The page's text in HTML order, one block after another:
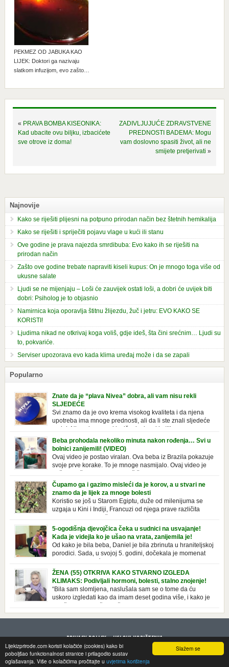
Slažem se
Lijekizprirode.com koristi kolačiće (cookies) kako bi
poboljšao funkcionalnost stranice i prilagodio sustav
oglašavanja. Više o kolačićima pročitajte u uvjetima korištenja
PEKMEZ OD JABUKA KAO
LIJEK: Doktori ga nazivaju
slatkom infuzijom, evo zašto…
« PRAVA BOMBA KISEONIKA:
Kad ubacite ovu biljku, izbacićete
sve otrove iz doma!
ZADIVLJUJUĆE ZDRAVSTVENE
PREDNOSTI BADEMA: Mogu
vam doslovno spasiti život, ali ne
smijete pretjerivati »
Najnovije
Kako se riješiti plijesni na potpuno prirodan način bez štetnih hemikalija
Kako se riješiti i spriječiti pojavu vlage u kući ili stanu
Ove godine je prava najezda smrdibuba: Evo kako ih se riješiti na
prirodan način
Zašto ove godine trebate napraviti kiseli kupus: On je mnogo toga više od
ukusne salate
Ljudi se ne mijenjaju – Loši će zauvijek ostati loši, a dobri će uvijek biti
dobri: Psiholog je to objasnio
Namirnica koja oporavlja štitnu žlijezdu, žuč i jetru: EVO KAKO SE
KORISTI!
Ljudima nikad ne otkrivaj koga voliš, gdje ideš, šta čini srećnim… Ljudi su
to, pokvariće.
Serviser upozorava evo kada klima uređaj može i da se zapali
Popularno
Znate da je “plava Nivea” dobra, ali vam nisu rekli
SLJEDEĆE
Svi znamo da je ovo krema visokog kvaliteta i da njena
upotreba ima mnoge prednosti, ali da li ste znali sljedeće
o njoj. Nivea krema u klasičnoj, plavoj kutiji,
prepoznatljivog mirisa i jednostavne formule, jeste nezamenljiv inventar
u kupatilima i muškaraca i žena. Mnogi ljudi se ne odvajaju od nje, pa je
čak nose sa […]
Beba prohodala nekoliko minuta nakon rođenja… Svi u
bolnici zanijemili! (VIDEO)
Ovaj video je postao viralan. Ova beba iz Brazila pokazuje
svoje prve korake. To je mnoge nasmijalo. Ovaj video je
baš neobičan. Ne viđamo baš često ovakve korake kod
novorođenih beba. Video je snimila babica, pregledalo ga je preko 80
miliona ljudi. Ove babice su ostale u čudu nakon što su vidjeli kako
beba želi […]
Čupamo ga i gazimo misleći da je korov, a u stvari ne
znamo da je lijek za mnoge bolesti
Koristio se još u Starom Egiptu, duže od milenijuma se
uzgaja u Kini i Indiji, Francuzi od njega prave različita
tradicionalna jela i čorbe… Jedino mi gazimo po njemu,
čupamo ga i bacamo kao korov! Tušt je jednogodišnji, ali vrlo uporan
“korov” koji, ka­da nam se jednom nastani u bašti ili dvorištu, teško ga se
5-ogodišnja djevojčica čeka u sudnici na usvajanje!
Kada je videjla ko je ušao na vrata, zanijemila je!
Od kako je bila beba, Daniel je bila zbrinuta u hraniteljskoj
porodici. Sada, u svojoj 5. godini, dočekala je momenat
je bio veoma poseban za djevojčicu i njenu novu porodicu, ali je uskoro
postao još čarobniji, zahvaljujući socijalnom radniku koji poznaje
Daniel. Njenoj novoj porodici je […]
ŽENA (55) OTKRIVA KAKO STVARNO IZGLEDA
KLIMAKS: Podivljali hormoni, bolesti, stalno znojenje!
“Bila sam slomljena, naslušala sam se o tome da ću
uskoro izgledati kao da imam deset godina više, i kako je
gotovo da nema lijeka”, priča Violeta. “Kada sam napunila 48 godina,
PRIVACY POLICY USLOVI KORIŠTENJA
© 2013 LijekizPrirode. All rights reserved